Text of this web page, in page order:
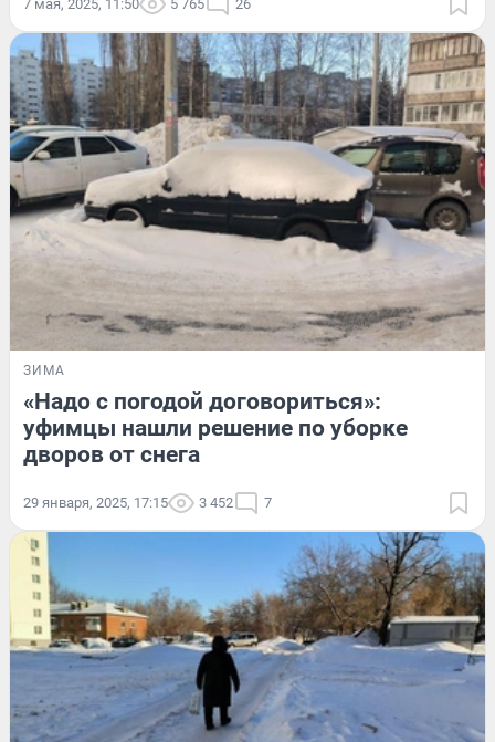
7 мая, 2025, 11:50 5 765 26
ЗИМА
«Надо с погодой договориться»:
уфимцы нашли решение по уборке
дворов от снега
29 января, 2025, 17:15 3 452 7